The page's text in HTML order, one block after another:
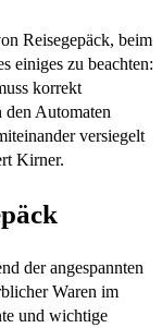
Reisegepäck, beim
einiges zu beachten:
korrekt
Automaten
versiegelt
Kirner.
der angespannten
Waren im
und wichtige